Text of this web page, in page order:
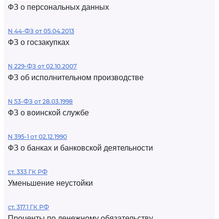
ФЗ о персональных данных
N 44-ФЗ от 05.04.2013
ФЗ о госзакупках
N 229-ФЗ от 02.10.2007
ФЗ об исполнительном производстве
N 53-ФЗ от 28.03.1998
ФЗ о воинской службе
N 395-1 от 02.12.1990
ФЗ о банках и банковской деятельности
ст. 333 ГК РФ
Уменьшение неустойки
ст. 317.1 ГК РФ